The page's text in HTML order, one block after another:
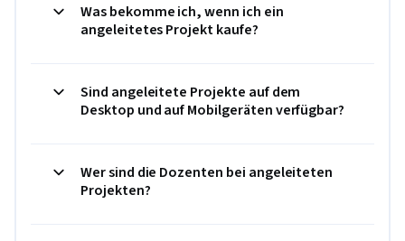
Was bekomme ich, wenn ich ein
angeleitetes Projekt kaufe?
Sind angeleitete Projekte auf dem
Desktop und auf Mobilgeräten verfügbar?
Wer sind die Dozenten bei angeleiteten
Projekten?